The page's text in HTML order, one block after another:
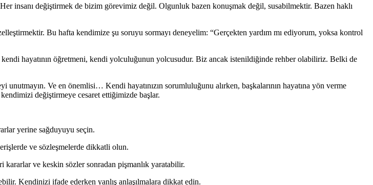
insanı değiştirmek de bizim görevimiz değil. Olgunluk bazen konuşmak değil, susabilmektir. Bazen haklı
Bu hafta kendimize şu soruyu sormayı deneyelim: “Gerçekten yardım mı ediyorum, yoksa kontrol
hayatının öğretmeni, kendi yolculuğunun yolcusudur. Biz ancak istenildiğinde rehber olabiliriz. Belki de
unutmayın. Ve en önemlisi… Kendi hayatınızın sorumluluğunu alırken, başkalarının hayatına yön verme
kendimizi değiştirmeye cesaret ettiğimizde başlar.
yerine sağduyuyu seçin.
ve sözleşmelerde dikkatli olun.
kararlar ve keskin sözler sonradan pişmanlık yaratabilir.
Kendinizi ifade ederken yanlış anlaşılmalara dikkat edin.